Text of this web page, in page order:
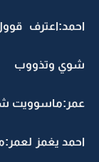
احمد:اعترف
شوي وتذووب
عمر:ماسوويت
احمد يغمز